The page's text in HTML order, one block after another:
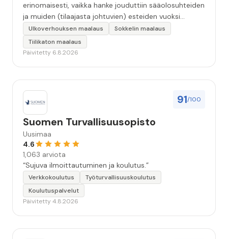
erinomaisesti, vaikka hanke jouduttiin sääolosuhteiden
ja muiden (tilaajasta johtuvien) esteiden vuoksi
keskeyttämään n. 3 viikoksi. Maalaistulos on oikein
hyvä, yhteydenpito erinomaista, jälkityöt tehtiin
huolellisesti. Suosittelen. Erityiskiitos itse maalareille:
Ulkoverhouksen maalaus
Sokkelin maalaus
Tiilikaton maalaus
Päivitetty 6.8.2026
91/100
Suomen Turvallisuusopisto
Uusimaa
4.6
1,063 arviota
“Sujuva ilmoittautuminen ja koulutus.”
Verkkokoulutus
Työturvallisuuskoulutus
Koulutuspalvelut
Päivitetty 4.8.2026